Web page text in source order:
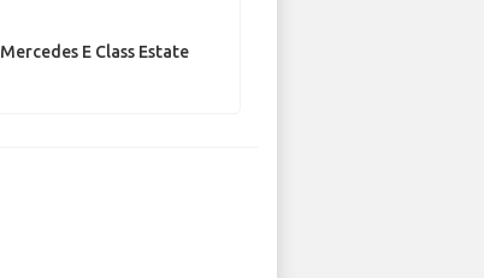
Mercedes E Class Estate